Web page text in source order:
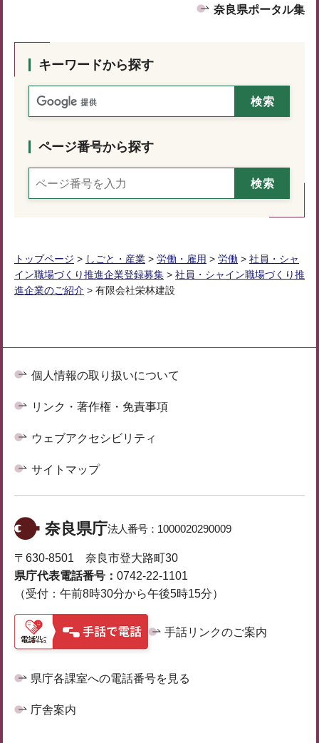
奈良県ポータル集
キーワードから探す
ページ番号から探す
トップページ > しごと・産業 > 労働・雇用 > 労働 > 社員・シャ
イン職場づくり推進企業登録募集 > 社員・シャイン職場づくり推
進企業のご紹介 > 有限会社栄林建設
個人情報の取り扱いについて
リンク・著作権・免責事項
ウェブアクセシビリティ
サイトマップ
奈良県庁法人番号： 1000020290009
〒630-8501 奈良市登大路町30
県庁代表電話番号： 0742-22-1101
（受付：午前8時30分から午後5時15分）
手話リンクのご案内
県庁各課室への電話番号を見る
庁舎案内